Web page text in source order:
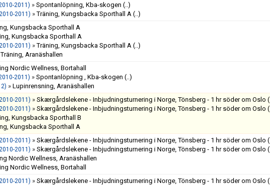
2011) » Spontanlöpning, Kba-skogen (..)
2011) »Träning, Kungsbacka Sporthall A (..)
Kungsbacka Sporthall A
Kungsbacka Sporthall A
2011) »Träning, Kungsbacka Sporthall A (..)
Träning, Aranäshallen
Nordic Wellness, Bortahall
2011) » Spontanlöpning , Kba-skogen (..)
» Lupinrensning, Aranäshallen
2011) » Skærgårdslekene - Inbjudningsturnering i Norge, Tönsberg - 1 hr söder om Oslo
2011) » Skærgårdslekene - Inbjudningsturnering i Norge, Tönsberg - 1 hr söder om Oslo
Kungsbacka Sporthall B
Kungsbacka Sporthall A
2011) » Skærgårdslekene - Inbjudningsturnering i Norge, Tönsberg - 1 hr söder om Oslo
2011) » Skærgårdslekene - Inbjudningsturnering i Norge, Tönsberg - 1 hr söder om Oslo
Nordic Wellness, Aranäshallen
Nordic Wellness, Bortahall
2011) » Skærgårdslekene - Inbjudningsturnering i Norge, Tönsberg - 1 hr söder om Oslo